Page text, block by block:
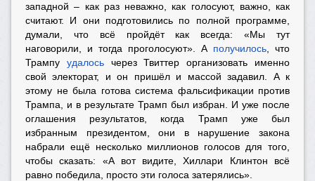
западной – как раз неважно, как голосуют, важно, как
считают. И они подготовились по полной программе,
думали, что всё пройдёт как всегда: «Мы тут
наговорили, и тогда проголосуют». А получилось , что
Трампу
удалосьчерез Твиттер организовать именно
свой электорат, и он пришёл и массой задавил. А к
этому не была готова система фальсификации против
Трампа, и в результате Трамп был избран. И уже после
оглашения результатов, когда Трамп уже был
избранным президентом, они в нарушение закона
набрали ещё несколько миллионов голосов для того,
чтобы сказать: «А вот видите, Хиллари Клинтон всё
равно победила, просто эти голоса затерялись».